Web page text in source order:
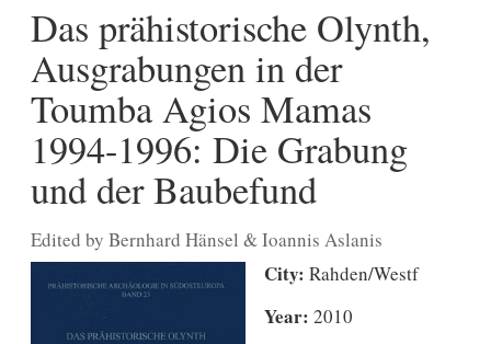
Das prähistorische Olynth,
Ausgrabungen in der
Toumba Agios Mamas
1994-1996: Die Grabung
und der Baubefund
Edited by Bernhard Hänsel & Ioannis Aslanis
City: Rahden/Westf
Year: 2010